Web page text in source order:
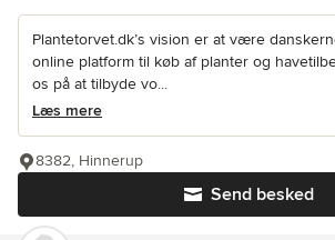
Plantetorvet.dk’s vision er at være
online platform til køb af planter og
os på at tilbyde vo...
Læs mere
Send besked
8382, Hinnerup